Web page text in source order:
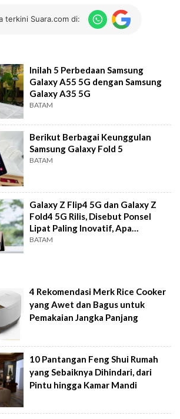
terkini Suara.com di:
Inilah 5 Perbedaan Samsung
Galaxy A55 5G dengan Samsung
Galaxy A35 5G
BATAM
Berikut Berbagai Keunggulan
Samsung Galaxy Fold 5
BATAM
Galaxy Z Flip4 5G dan Galaxy Z
Fold4 5G Rilis, Disebut Ponsel
Lipat Paling Inovatif, Apa
Kelebihannya?
BATAM
4 Rekomendasi Merk Rice Cooker
yang Awet dan Bagus untuk
Pemakaian Jangka Panjang
10 Pantangan Feng Shui Rumah
yang Sebaiknya Dihindari, dari
Pintu hingga Kamar Mandi